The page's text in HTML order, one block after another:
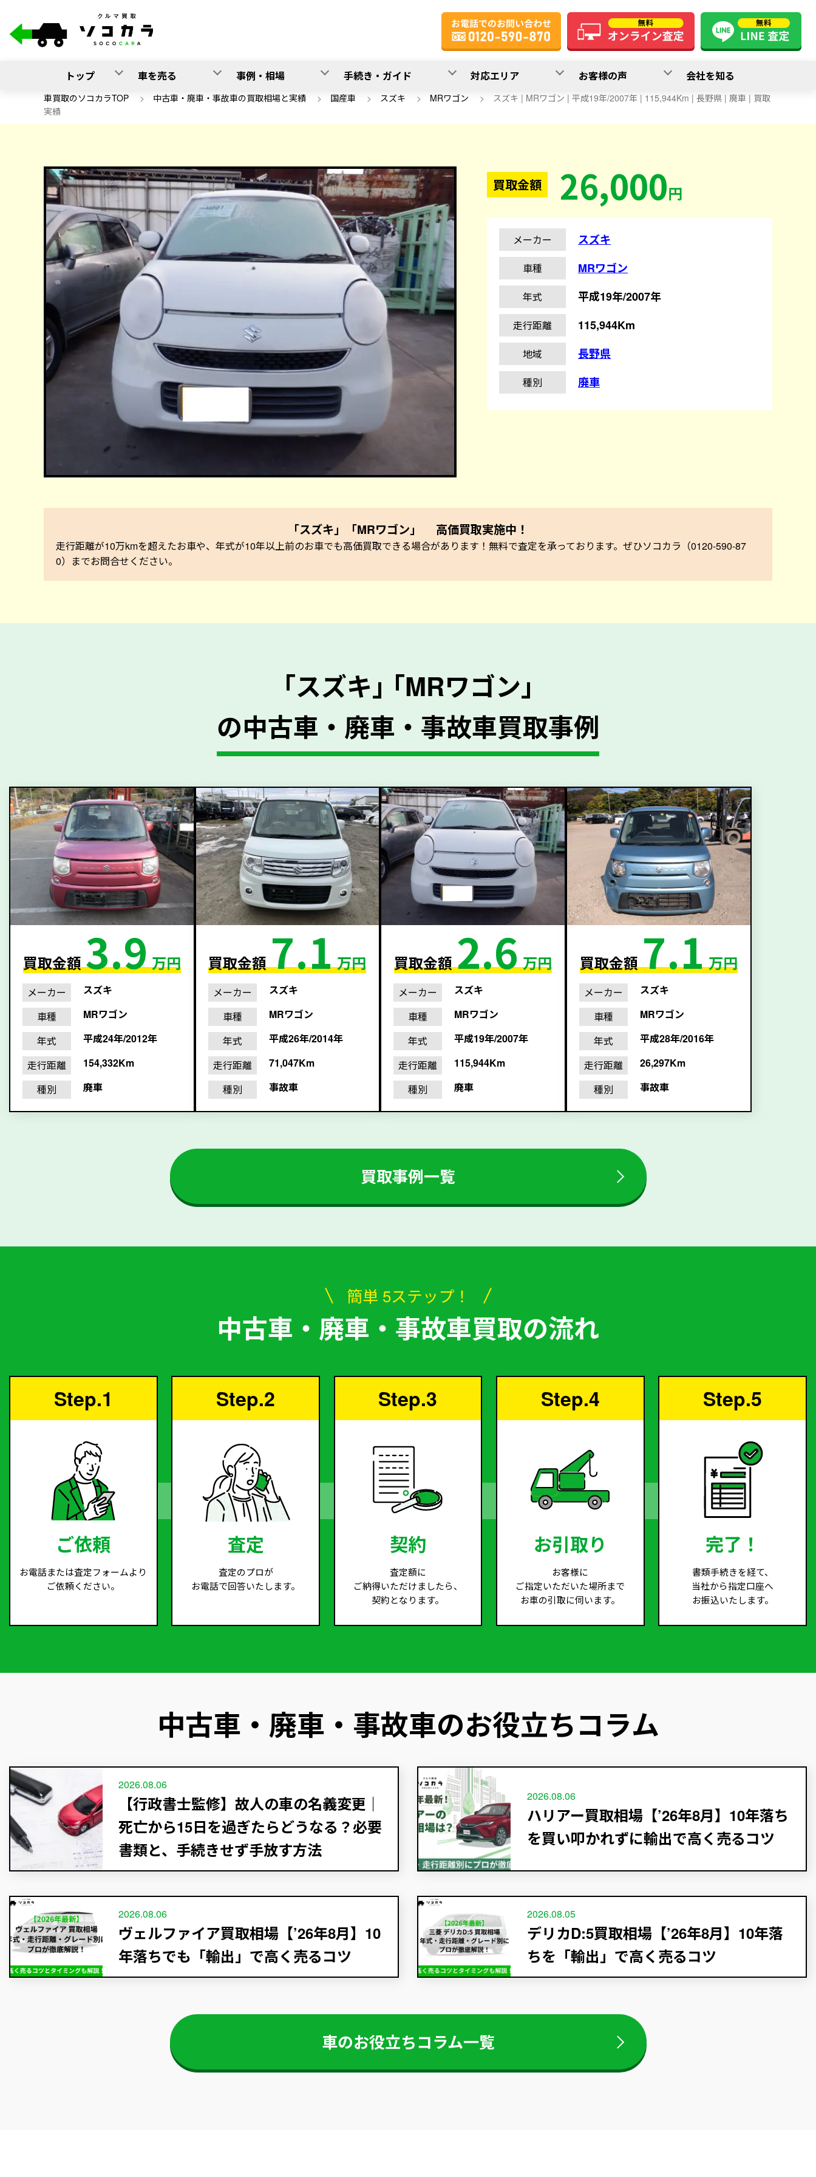
トップ 車を売る 事例・相場 手続き・ガイド 対応エリア お客様の声 会社を知る
車買取のソコカラTOP > 中古車・廃車・事故車の買取相場と実績 > 国産車 > スズキ > MRワゴン > スズキ | MRワゴン | 平成19年/2007年 | 115,944Km | 長野県 | 廃車 | 買取
実績
買取金額 26,000円
メーカー スズキ
車種 MRワゴン
年式 平成19年/2007年
走行距離 115,944Km
地域 長野県
種別 廃車
「スズキ」「MRワゴン」 高価買取実施中！
走行距離が10万kmを超えたお車や、年式が10年以上前のお車でも高価買取できる場合があります！無料で査定を承っております。ぜひソコカラ（0120-590-87
0）までお問合せください。
｢スズキ｣ ｢MRワゴン｣
の中古車・廃車・事故車買取事例
買取金額3.9 万円
メーカー
スズキ
車種
MRワゴン
年式
平成24年/2012年
走行距離
154,332Km
種別
廃車
買取金額7.1 万円
メーカー
スズキ
車種
MRワゴン
年式
平成26年/2014年
走行距離
71,047Km
種別
事故車
買取金額2.6 万円
メーカー
スズキ
車種
MRワゴン
年式
平成19年/2007年
走行距離
115,944Km
種別
廃車
買取金額7.1 万円
メーカー
スズキ
車種
MRワゴン
年式
平成28年/2016年
走行距離
26,297Km
種別
事故車
買取事例一覧
簡単 5ステップ！
中古車・廃車・事故車買取の流れ
Step.1
ご依頼
お電話または査定フォームより
ご依頼ください。
Step.2
査定
査定のプロが
お電話で回答いたします。
Step.3
契約
査定額に
ご納得いただけましたら、
契約となります。
Step.4
お引取り
お客様に
ご指定いただいた場所まで
お車の引取に伺います。
Step.5
完了！
書類手続きを経て、
当社から指定口座へ
お振込いたします。
中古車・廃車・事故車のお役立ちコラム
2026.08.06
【行政書士監修】故人の車の名義変更｜
死亡から15日を過ぎたらどうなる？必要
書類と、手続きせず手放す方法
2026.08.06
ハリアー買取相場【’26年8月】10年落ち
を買い叩かれずに輸出で高く売るコツ
2026.08.06
ヴェルファイア買取相場【’26年8月】10
年落ちでも「輸出」で高く売るコツ
2026.08.05
デリカD:5買取相場【’26年8月】10年落
ちを「輸出」で高く売るコツ
車のお役立ちコラム一覧